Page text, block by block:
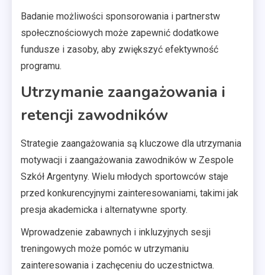
Badanie możliwości sponsorowania i partnerstw
społecznościowych może zapewnić dodatkowe
fundusze i zasoby, aby zwiększyć efektywność
programu.
Utrzymanie zaangażowania i
retencji zawodników
Strategie zaangażowania są kluczowe dla utrzymania
motywacji i zaangażowania zawodników w Zespole
Szkół Argentyny. Wielu młodych sportowców staje
przed konkurencyjnymi zainteresowaniami, takimi jak
presja akademicka i alternatywne sporty.
Wprowadzenie zabawnych i inkluzyjnych sesji
treningowych może pomóc w utrzymaniu
zainteresowania i zachęceniu do uczestnictwa.